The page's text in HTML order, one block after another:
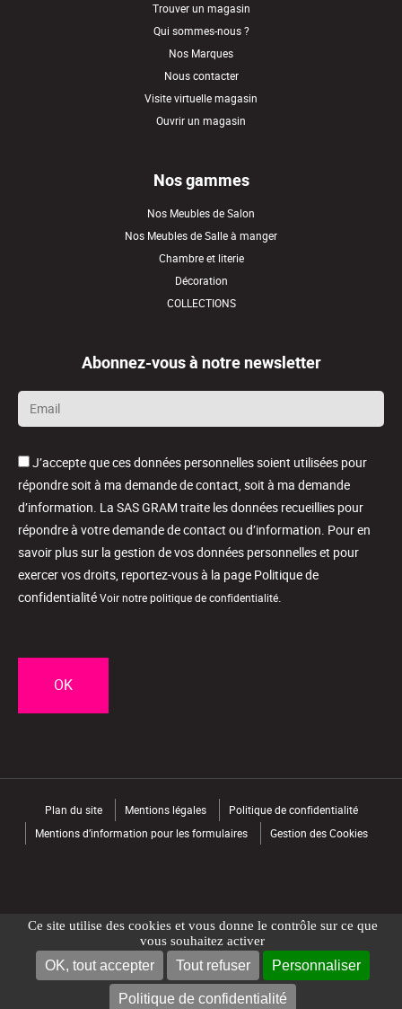
Ce site utilise des cookies et vous donne le contrôle sur ce que
vous souhaitez activer
OK, tout accepter Tout refuser Personnaliser
Politique de confidentialité
NOUS CONTACTER TROUVER UN MAGASIN
Trouver un magasin
Qui sommes-nous ?
Nos Marques
Nous contacter
Visite virtuelle magasin
Ouvrir un magasin
Nos gammes
Nos Meubles de Salon
Nos Meubles de Salle à manger
Chambre et literie
Décoration
COLLECTIONS
Abonnez-vous à notre newsletter
Email
*
J’accepte que ces données personnelles soient utilisées pour
répondre soit à ma demande de contact, soit à ma demande
d’information. La SAS GRAM traite les données recueillies pour
répondre à votre demande de contact ou d’information. Pour en
savoir plus sur la gestion de vos données personnelles et pour
exercer vos droits, reportez-vous à la page Politique de
confidentialitéVoir notre politique de confidentialité.
Plan du site Mentions légales
Politique de confidentialité
Mentions d’information pour les formulaires
Gestion des Cookies